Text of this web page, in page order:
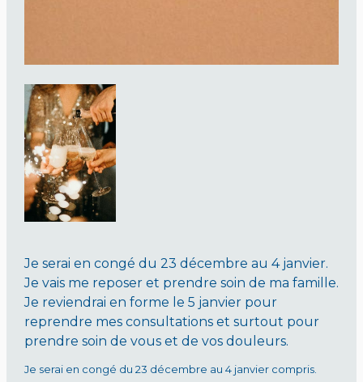
Je serai en congé du 23 décembre au 4 janvier.
Je vais me reposer et prendre soin de ma famille.
Je reviendrai en forme le 5 janvier pour
reprendre mes consultations et surtout pour
prendre soin de vous et de vos douleurs.
Je serai en congé du 23 décembre au 4 janvier compris.